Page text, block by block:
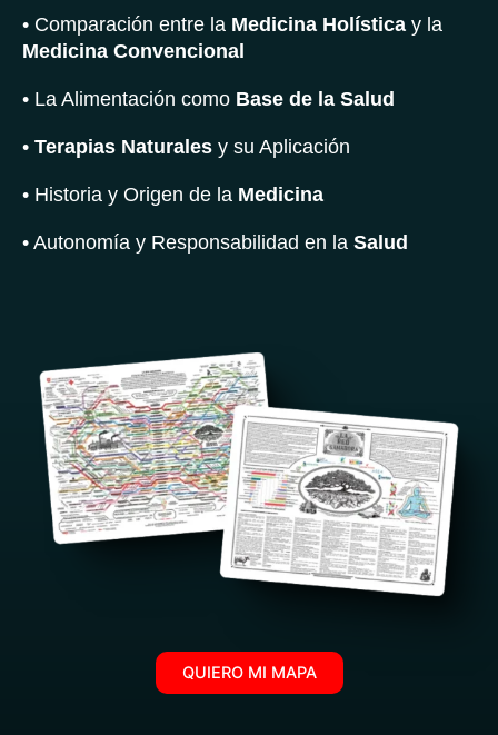
• Comparación entre la Medicina Holística y la
Medicina Convencional
• La Alimentación como Base de la Salud
• Terapias Naturales y su Aplicación
• Historia y Origen de la Medicina
• Autonomía y Responsabilidad en la Salud
QUIERO MI MAPA